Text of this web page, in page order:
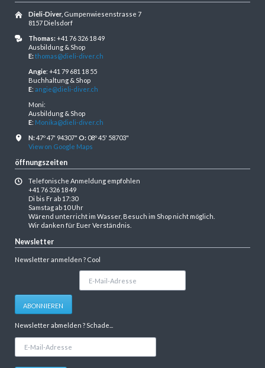
Dieli-Diver, Gumpenwiesenstrasse 7
8157 Dielsdorf
Thomas:+41 76 326 18 49
Ausbildung & Shop
E:thomas@dieli-diver.ch
Angie: +41 79 681 18 55
Buchhaltung & Shop
E: angie@dieli-diver.ch
Moni:
Ausbildung & Shop
E: Monika@dieli-diver.ch
N:47º 47' 94307" O:08º 45' 58703"
View on Google Maps
öffnungszeiten
Telefonische Anmeldung empfohlen
+41 76 326 18 49
Di bis Fr ab 17:30
Samstag ab 10 Uhr
Wärend unterricht im Wasser, Besuch im Shop nicht möglich.
Wir danken für Euer Verständnis.
Newsletter
Newsletter anmelden ? Cool
Adresse
ABONNIEREN
Newsletter abmelden ? Schade...